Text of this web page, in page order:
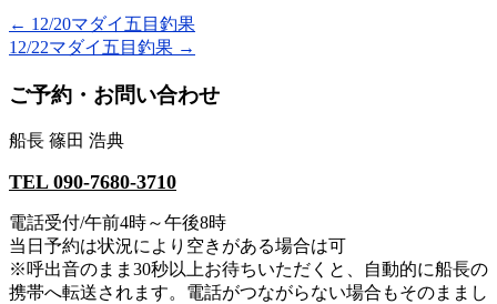
← 12/20マダイ五目釣果
12/22マダイ五目釣果 →
ご予約・お問い合わせ
船長 篠田 浩典
TEL 090-7680-3710
電話受付/午前4時～午後8時
当日予約は状況により空きがある場合は可
※呼出音のまま30秒以上お待ちいただくと、自動的に船長の
携帯へ転送されます。電話がつながらない場合もそのままし